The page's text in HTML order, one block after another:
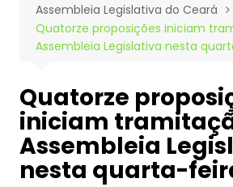
Assembleia Legislativa do Ceará
Quatorze proposições iniciam
Assembleia Legislativa nesta
Quatorze
iniciam
Assembleia
nesta quarta-